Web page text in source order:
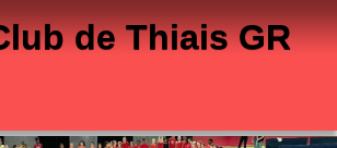
de Thiais GR
des cookies